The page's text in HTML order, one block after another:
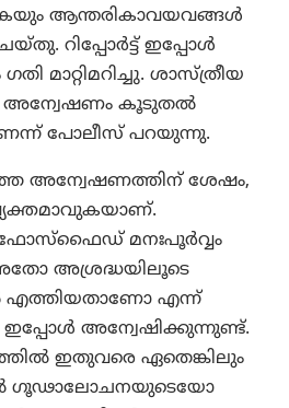
ആന്തരികാവയവങ്ങൾ
റിപ്പോർട്ട് ഇപ്പോൾ
മാറ്റിമറിച്ചു. ശാസ്ത്രീയ
അന്വേഷണം കൂടുതൽ
പോലീസ് പറയുന്നു.
അന്വേഷണത്തിന് ശേഷം,
ഫോസ്ഫൈഡ് മനഃപൂർവ്വം
അശ്രദ്ധയിലൂടെ
എന്ന്
അന്വേഷിക്കുന്നുണ്ട്.
ഇതുവരെ ഏതെങ്കിലും
ഗൂഢാലോചനയുടെയോ